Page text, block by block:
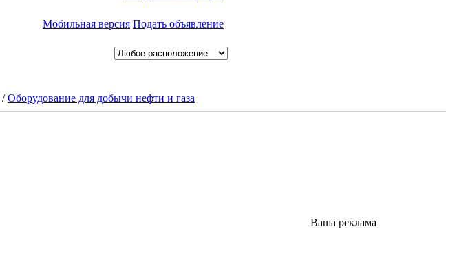
Мобильная версия Подать объявление
/Оборудование для добычи нефти и газа
Ваша реклама